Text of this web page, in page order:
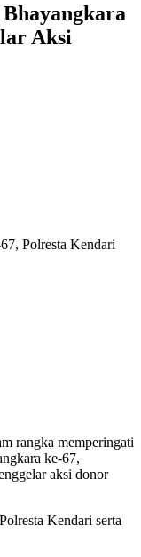
Aksi
Polresta Kendari
rangka memperingati
ke-67,
aksi donor
Kendari serta